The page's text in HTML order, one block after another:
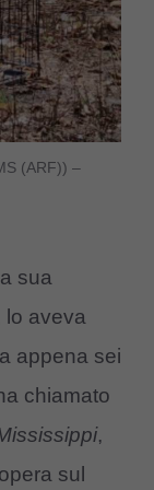
(ARF)) –
sua
lo aveva
appena sei
chiamato
,
sul